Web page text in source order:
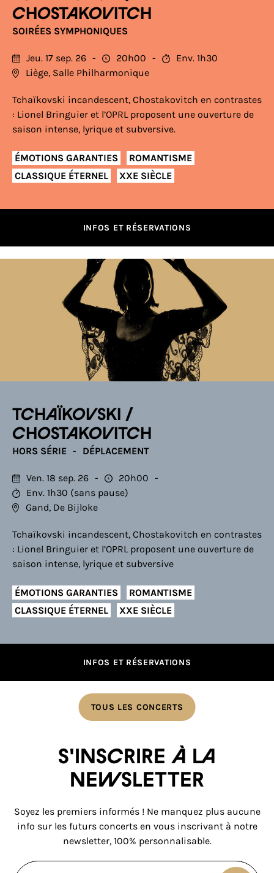
TOUS LES CONCERTS
CHOSTAKOVITCH
SOIRÉES SYMPHONIQUES
Jeu. 17 sep. 26 20h00
Env. 1h30
Liège, Salle Philharmonique
Tchaïkovski incandescent, Chostakovitch en contrastes
: Lionel Bringuier et l’OPRL proposent une ouverture de
saison intense, lyrique et subversive.
ÉMOTIONS GARANTIES
ROMANTISME
CLASSIQUE ÉTERNEL
XXE SIÈCLE
INFOS ET RÉSERVATIONS
TCHAÏKOVSKI /
CHOSTAKOVITCH
HORS SÉRIE DÉPLACEMENT
Ven. 18 sep. 26
20h00
Env. 1h30 (sans pause)
Gand, De Bijloke
Tchaïkovski incandescent, Chostakovitch en contrastes
: Lionel Bringuier et l’OPRL proposent une ouverture de
saison intense, lyrique et subversive
ÉMOTIONS GARANTIES
ROMANTISME
CLASSIQUE ÉTERNEL
XXE SIÈCLE
INFOS ET RÉSERVATIONS
S'inscrire à la
newsletter
Soyez les premiers informés ! Ne manquez plus aucune
info sur les futurs concerts en vous inscrivant à notre
newsletter, 100% personnalisable.